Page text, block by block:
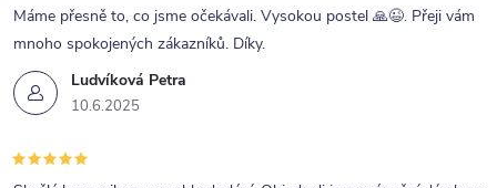
Ludvíková Petra
10.6.2025
Máme přesně to, co jsme očekávali. Vysokou postel 🙏😉. Přeji vám
mnoho spokojených zákazníků. Díky.